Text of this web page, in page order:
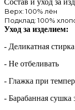
Верх: 100% лён
Подклад: 100%
Уход за изделием:
- Деликатная
- Не отбеливать
- Глажка при
- Барабанная сушка